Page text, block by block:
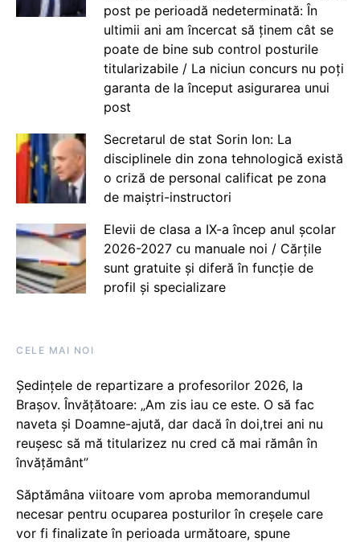
post pe perioadă nedeterminată: În
ultimii ani am încercat să ținem cât se
poate de bine sub control posturile
titularizabile / La niciun concurs nu poți
garanta de la început asigurarea unui
post
Secretarul de stat Sorin Ion: La
disciplinele din zona tehnologică există
o criză de personal calificat pe zona
de maiștri-instructori
Elevii de clasa a IX-a încep anul școlar
2026-2027 cu manuale noi / Cărțile
sunt gratuite și diferă în funcție de
profil și specializare
CELE MAI NOI
Ședințele de repartizare a profesorilor 2026, la
Brașov. Învățătoare: „Am zis iau ce este. O să fac
naveta și Doamne-ajută, dar dacă în doi,trei ani nu
reușesc să mă titularizez nu cred că mai rămân în
învățământ”
Săptămâna viitoare vom aproba memorandumul
necesar pentru ocuparea posturilor în creșele care
vor fi finalizate în perioada următoare, spune